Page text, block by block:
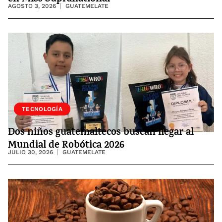
AGOSTO 3, 2026 GUATEMELATE
SOCIEDAD
TECNOLOGÍA
Dos niños guatemaltecos buscan llegar al
Mundial de Robótica 2026
JULIO 30, 2026 GUATEMELATE